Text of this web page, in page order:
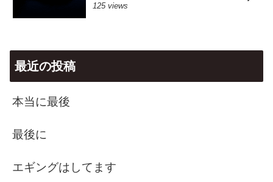
125 views
最近の投稿
本当に最後
最後に
エギングはしてます